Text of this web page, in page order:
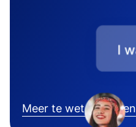
Meer te weten komen